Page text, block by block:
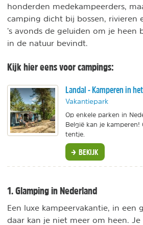
honderden medekampeerders,
camping dicht bij bossen, rivieren
’s avonds de geluiden om je heen
in de natuur bevindt.
Kijk hier eens voor campings:
Landal - Kamperen in
Vakantiepark
Op enkele parken in
België kan je
tentje.
BEKIJK
1. Glamping in Nederland
Een luxe kampeervakantie, in een
daar kan je niet meer om heen.